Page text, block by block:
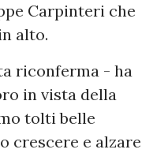
Carpinteri che
alto.
riconferma - ha
in vista della
tolti belle
crescere e alzare